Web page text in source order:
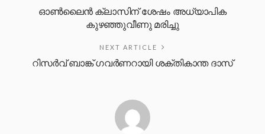
ഓൺലൈൻ ക്ലാസിന് ശേഷം അധ്യാപിക
കുഴഞ്ഞുവീണു മരിച്ചു
NEXT ARTICLE
റിസര്‍വ് ബാങ്ക് ഗവര്‍ണറായി ശക്തികാന്ത ദാസ്